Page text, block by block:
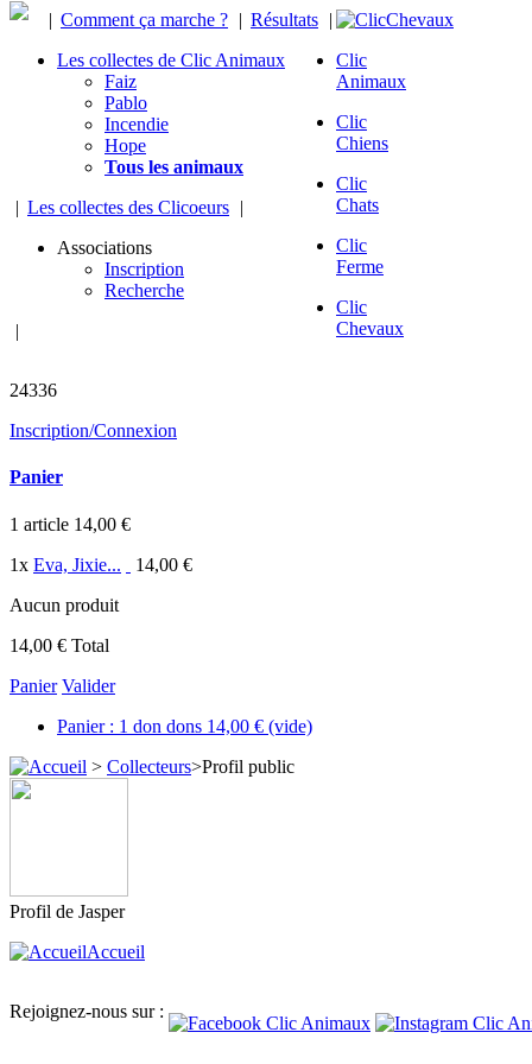
| Comment ça marche ? | Résultats |
Les collectes de Clic Animaux
Faiz
Pablo
Incendie
Hope
Tous les animaux
| Les collectes des Clicoeurs |
Associations
Inscription
Recherche
|
Clic
Animaux
Clic
Chiens
Clic
Chats
Clic
Ferme
Clic
Chevaux
24336
Inscription/Connexion
Panier
1 article 14,00 €
1x Eva, Jixie...
14,00 €
Aucun produit
14,00 € Total
Panier Valider
Panier : 1 don dons 14,00 € (vide)
> Collecteurs>Profil public
Profil de Jasper
Accueil
Rejoignez-nous sur :